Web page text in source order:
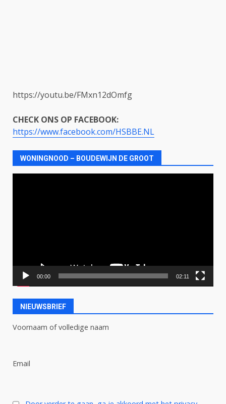
https://youtu.be/FMxn12dOmfg
CHECK ONS OP FACEBOOK:
https://www.facebook.com/HSBBE.NL
WONINGNOOD – BOUDEWIJN DE GROOT
00:00 02:11
NIEUWSBRIEF
Voornaam of volledige naam
Email